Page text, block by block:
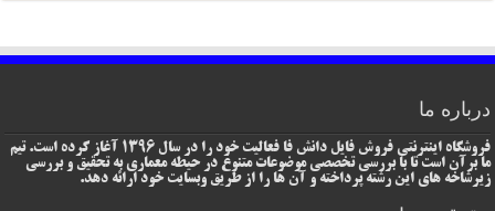
درباره ما
فروشگاه اینترنتی فروش فایل دانش فا فعالیت خود را در سال 1396 آغاز کرده است. تیم
ما برآن است تا با بررسی تخصصی موضوعات متنوع در حیطه معماری به تحقیق و بررسی
زیرشاخه های این رشته پرداخته و آن ها را از طریق وبسایت خود ارائه دهد.